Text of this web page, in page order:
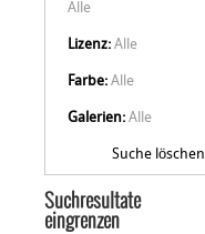
Alle
Lizenz: Alle
Farbe: Alle
Galerien: Alle
Suche löschen
Suchresultate
eingrenzen